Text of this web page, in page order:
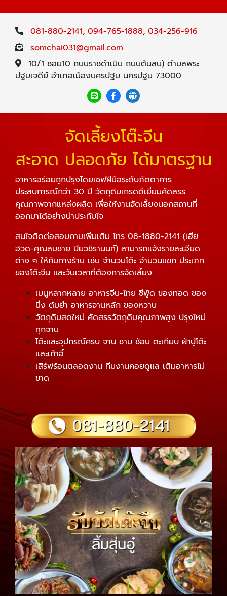
081-880-2141, 094-765-1888, 034-256-916
somchai031@gmail.com
10/1 ซอย10 ถนนราชดำเนิน ถนนต้นสน) ตำบลพระ
ปฐมเจดีย์ อำเภอเมืองนครปฐม นครปฐม 73000
จัดเลี้ยงโต๊ะจีน
สะอาด ปลอดภัย ได้มาตรฐาน
อาหารอร่อยถูกปรุงโดยเชฟฝีมือระดับภัตตาคาร
ประสบการณ์กว่า 30 ปี วัตถุดิบเกรดดีเยี่ยมคัดสรร
คุณภาพจากแหล่งผลิต เพื่อให้งานจัดเลี้ยงนอกสถานที่
ออกมาได้อย่างน่าประทับใจ
สนใจติดต่อสอบถามเพิ่มเติม โทร 08-1880-2141 (เฮีย
ฮวด-คุณสมชาย ปิยวชิรานนท์) สามารถแจ้งรายละเอียด
ต่าง ๆ ให้กับทางร้าน เช่น จำนวนโต๊ะ จำนวนแขก ประเภท
ของโต๊ะจีน และวันเวลาที่ต้องการจัดเลี้ยง
เมนูหลากหลาย อาหารจีน-ไทย ซีฟู้ด ของทอด ของ
นึ่ง ต้มยำ อาหารจานหลัก ของหวาน
วัตถุดิบสดใหม่ คัดสรรวัตถุดิบคุณภาพสูง ปรุงใหม่
ทุกจาน
โต๊ะและอุปกรณ์ครบ จาน ชาม ช้อน ตะเกียบ ผ้าปูโต๊ะ
และเก้าอี้
เสิร์ฟร้อนตลอดงาน ทีมงานคอยดูแล เติมอาหารไม่
ขาด